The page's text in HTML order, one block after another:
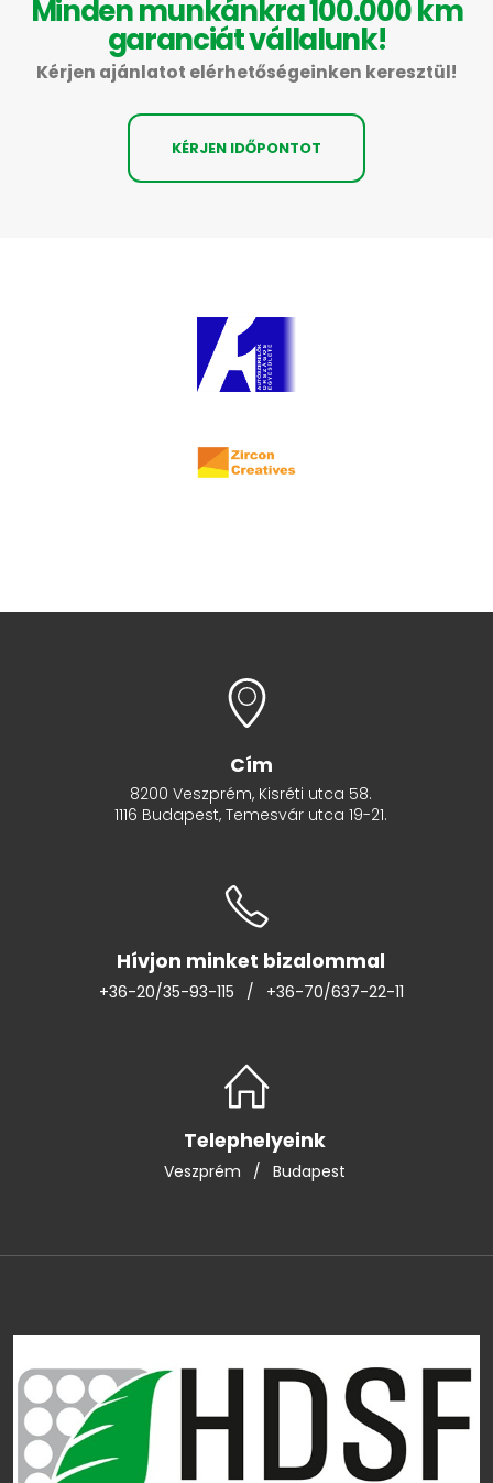
Minden munkánkra 100.000 km
garanciát vállalunk!
Kérjen ajánlatot elérhetőségeinken keresztül!
KÉRJEN IDŐPONTOT
Cím
8200 Veszprém, Kisréti utca 58.
1116 Budapest, Temesvár utca 19-21.
Hívjon minket bizalommal
+36-20/35-93-115 / +36-70/637-22-11
Telephelyeink
Veszprém / Budapest